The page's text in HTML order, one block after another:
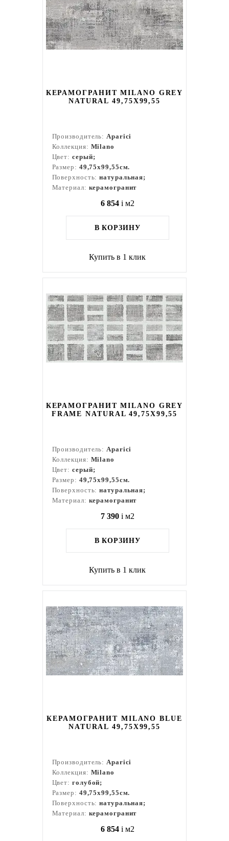
КЕРАМОГРАНИТ MILANO GREY
NATURAL 49,75X99,55
Производитель:Aparici
Коллекция: Milano
Цвет: серый;
Размер: 49,75x99,55см.
Поверхность:натуральная;
Материал: керамогранит
6 854 i м2
В КОРЗИНУ
Купить в 1 клик
КЕРАМОГРАНИТ MILANO GREY
FRAME NATURAL 49,75X99,55
Производитель:Aparici
Коллекция: Milano
Цвет: серый;
Размер: 49,75x99,55см.
Поверхность:натуральная;
Материал: керамогранит
7 390 i м2
В КОРЗИНУ
Купить в 1 клик
КЕРАМОГРАНИТ MILANO BLUE
NATURAL 49,75X99,55
Производитель:Aparici
Коллекция: Milano
Цвет: голубой;
Размер: 49,75x99,55см.
Поверхность:натуральная;
Материал: керамогранит
6 854 i м2